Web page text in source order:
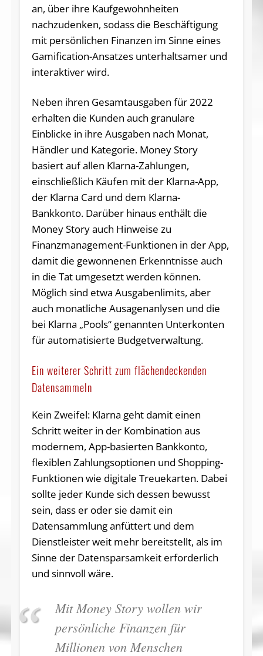
an, über ihre Kaufgewohnheiten
nachzudenken, sodass die Beschäftigung
mit persönlichen Finanzen im Sinne eines
Gamification-Ansatzes unterhaltsamer und
interaktiver wird.
Neben ihren Gesamtausgaben für 2022
erhalten die Kunden auch granulare
Einblicke in ihre Ausgaben nach Monat,
Händler und Kategorie. Money Story
basiert auf allen Klarna-Zahlungen,
einschließlich Käufen mit der Klarna-App,
der Klarna Card und dem Klarna-
Bankkonto. Darüber hinaus enthält die
Money Story auch Hinweise zu
Finanzmanagement-Funktionen in der App,
damit die gewonnenen Erkenntnisse auch
in die Tat umgesetzt werden können.
Möglich sind etwa Ausgabenlimits, aber
auch monatliche Ausagenanlysen und die
bei Klarna „Pools“ genannten Unterkonten
für automatisierte Budgetverwaltung.
Ein weiterer Schritt zum flächendeckenden
Datensammeln
Kein Zweifel: Klarna geht damit einen
Schritt weiter in der Kombination aus
modernem, App-basierten Bankkonto,
flexiblen Zahlungsoptionen und Shopping-
Funktionen wie digitale Treuekarten. Dabei
sollte jeder Kunde sich dessen bewusst
sein, dass er oder sie damit ein
Datensammlung anfüttert und dem
Dienstleister weit mehr bereitstellt, als im
Sinne der Datensparsamkeit erforderlich
und sinnvoll wäre.
Mit Money Story wollen wir
persönliche Finanzen für
Millionen von Menschen